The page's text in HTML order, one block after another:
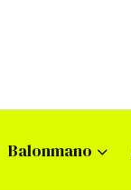
Balonmano